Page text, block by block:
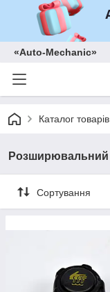
«Auto-Mechanic»
Каталог товарів
Розширювальний
Сортування